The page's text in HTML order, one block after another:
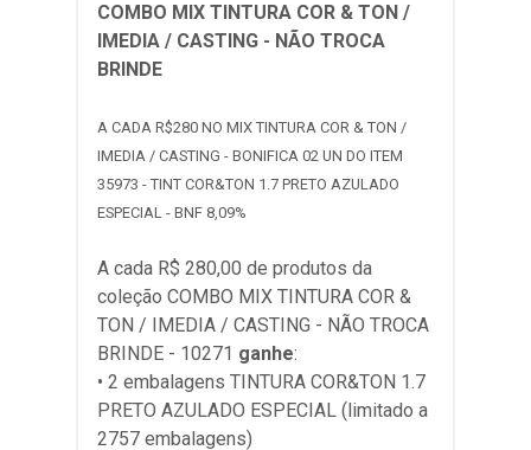
COMBO MIX TINTURA COR & TON /
IMEDIA / CASTING - NÃO TROCA
BRINDE
A CADA R$280 NO MIX TINTURA COR & TON /
IMEDIA / CASTING - BONIFICA 02 UN DO ITEM
35973 - TINT COR&TON 1.7 PRETO AZULADO
ESPECIAL - BNF 8,09%
A cada R$ 280,00 de produtos da
coleção COMBO MIX TINTURA COR &
TON / IMEDIA / CASTING - NÃO TROCA
BRINDE - 10271 ganhe:
• 2 embalagens TINTURA COR&TON 1.7
PRETO AZULADO ESPECIAL (limitado a
2757 embalagens)